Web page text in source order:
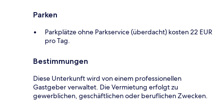
Parken
Parkplätze ohne Parkservice (überdacht) kosten 22 EUR
pro Tag.
Bestimmungen
Diese Unterkunft wird von einem professionellen
Gastgeber verwaltet. Die Vermietung erfolgt zu
gewerblichen, geschäftlichen oder beruflichen Zwecken.